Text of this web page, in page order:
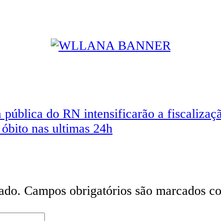
do RN intensificarão a
nas ultimas 24h
Campos obrigatórios são marcados